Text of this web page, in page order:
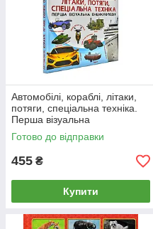
Автомобілі, кораблі, літаки,
потяги, спеціальна техніка.
Перша візуальна
енциклопедія
Готово до відправки
455 ₴
Купити